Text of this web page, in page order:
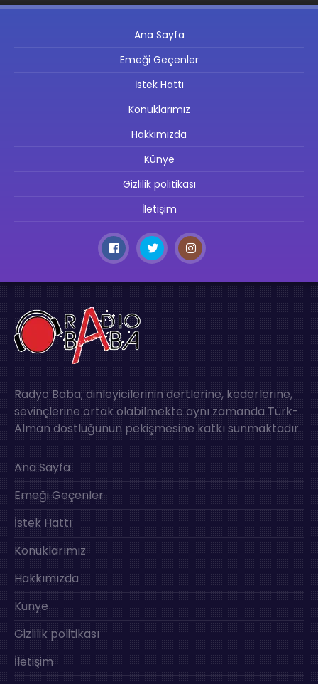
Ana Sayfa
Emeği Geçenler
İstek Hattı
Konuklarımız
Hakkımızda
Künye
Gizlilik politikası
İletişim
Radyo Baba; dinleyicilerinin dertlerine, kederlerine,
sevinçlerine ortak olabilmekte aynı zamanda Türk-
Alman dostluğunun pekişmesine katkı sunmaktadır.
Ana Sayfa
Emeği Geçenler
İstek Hattı
Konuklarımız
Hakkımızda
Künye
Gizlilik politikası
İletişim